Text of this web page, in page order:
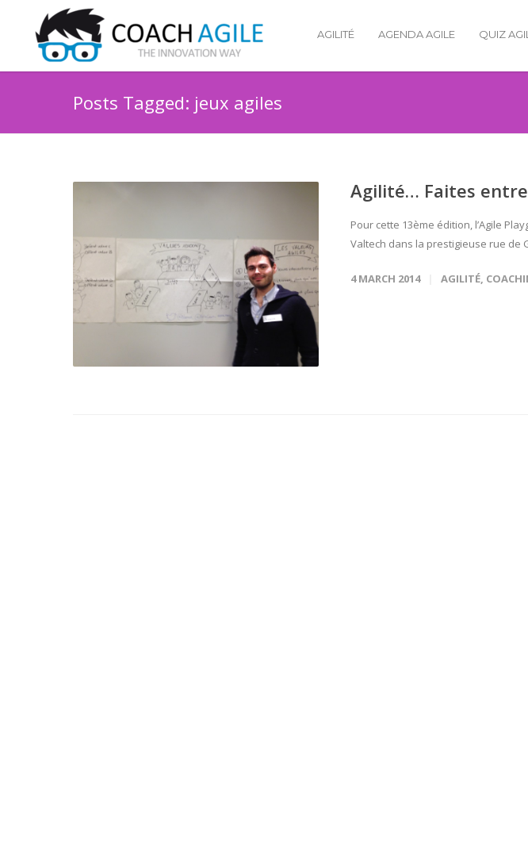
AGILITÉ AGENDA AGILE QUIZ
Posts Tagged: jeux agiles
Agilité… Faites
Pour cette 13ème édition, l’Agile
Valtech dans la prestigieuse rue de
4 MARCH 2014 AGILITÉ,